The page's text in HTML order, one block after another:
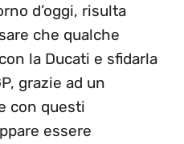
d’oggi, risulta
che qualche
la Ducati e sfidarla
grazie ad un
con questi
essere